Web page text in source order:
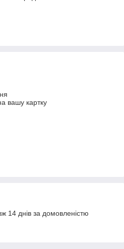
вашу картку
14 днів за домовленістю